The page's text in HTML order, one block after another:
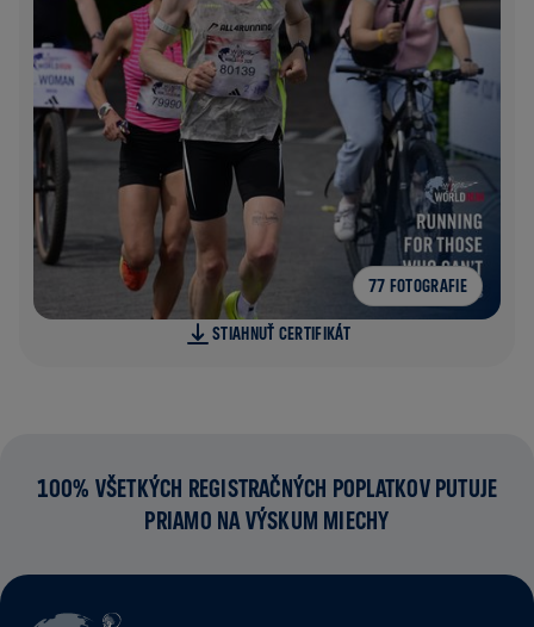
77 FOTOGRAFIE
STIAHNUŤ CERTIFIKÁT
100% VŠETKÝCH REGISTRAČNÝCH POPLATKOV PUTUJE
PRIAMO NA VÝSKUM MIECHY